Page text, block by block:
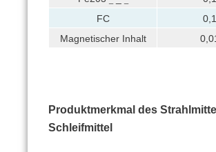
FC
Magnetischer Inhalt
Produktmerkmal des
Schleifmittel